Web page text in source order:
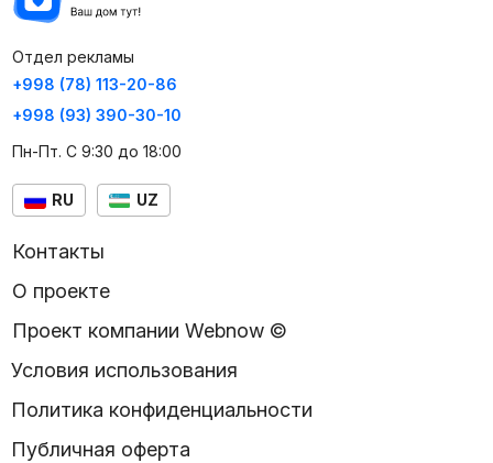
Отдел рекламы
+998 (78) 113-20-86
+998 (93) 390-30-10
Пн-Пт. С 9:30 до 18:00
RU UZ
Контакты
О проекте
Проект компании Webnow ©
Условия использования
Политика конфиденциальности
Публичная оферта